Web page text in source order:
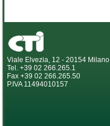
Viale Elvezia, 12 - 20154 Milano
Tel. +39 02 266.265.1
Fax +39 02 266.265.50
P.IVA 11494010157